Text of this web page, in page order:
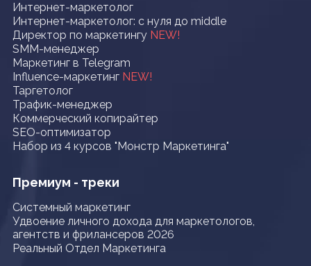
Интернет-маркетолог
Интернет-маркетолог: с нуля до middle
Директор по маркетингу NEW!
SMM-менеджер
Маркетинг в Telegram
Influence-маркетинг NEW!
Таргетолог
Трафик-менеджер
Коммерческий копирайтер
SEO-оптимизатор
Набор из 4 курсов "Монстр Маркетинга"
Премиум - треки
Системный маркетинг
Удвоение личного дохода для маркетологов,
агентств и фрилансеров 2026
Реальный Отдел Маркетинга